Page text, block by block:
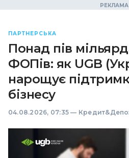
ПАРТНЕРСЬКА
Понад пів
ФОПів: як UGB
нарощує
бізнесу
04.08.2026, 07:35 —